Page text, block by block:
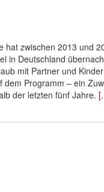
hat zwischen 2013 und
in Deutschland
mit Partner und
dem Programm – ein
der letzten fünf Jahre.